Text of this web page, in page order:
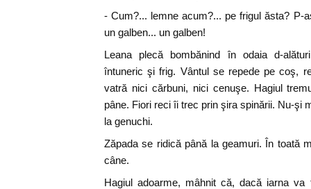
- Cum?... lemne acum?... pe frigul ăsta? P-
un galben... un galben!
Leana plecă bombănind în odaia d-
întuneric şi frig. Vântul se repede pe coş,
vatră nici cărbuni, nici cenuşe. Hagiul
pâne. Fiori reci îi trec prin şira spinării. Nu-şi
la genuchi.
Zăpada se ridică până la geamuri. În toată
câne.
Hagiul adoarme, mâhnit că, dacă iarna